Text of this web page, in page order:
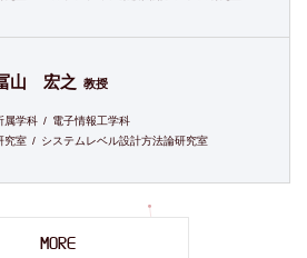
山 宏之 教授
属学科
電子情報工学科
究室
システムレベル設計方法論研究室
MORE